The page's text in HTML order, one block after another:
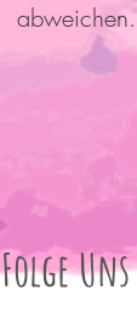
abweichen.
Folge Uns